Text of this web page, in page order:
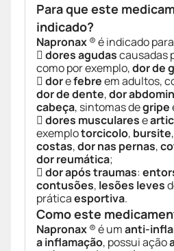
Para que este
indicado?
Napronax® é indicado
 dores agudascausadas
como por exemplo,dor de
 dorefebreem adultos,
dor de dente,dor
cabeça, sintomas degripe
 dores muscularese
exemplotorcicolo, bursite,
costas,dor nas pernas,
dor reumática;
 dor após traumas:
contusões, lesões leves
práticaesportiva.
Como este
Napronax® é umanti-
a inflamação, possui ação